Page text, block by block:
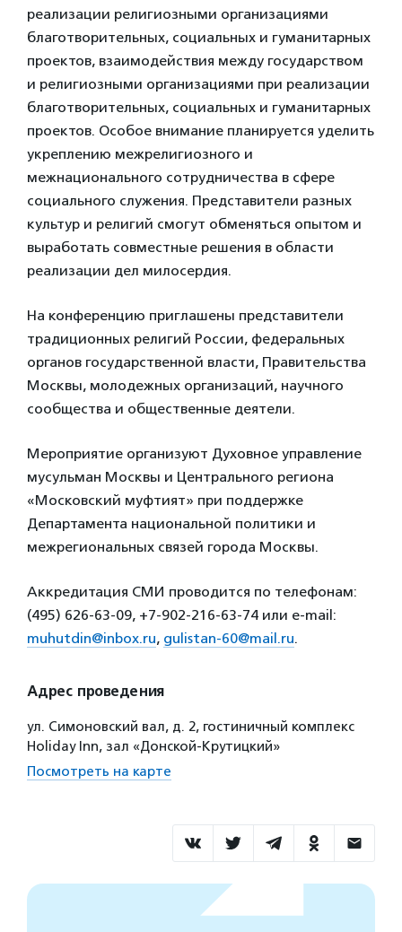
реализации религиозными организациями
благотворительных, социальных и гуманитарных
проектов, взаимодействия между государством
и религиозными организациями при реализации
благотворительных, социальных и гуманитарных
проектов. Особое внимание планируется уделить
укреплению межрелигиозного и
межнационального сотрудничества в сфере
социального служения. Представители разных
культур и религий смогут обменяться опытом и
выработать совместные решения в области
реализации дел милосердия.
На конференцию приглашены представители
традиционных религий России, федеральных
органов государственной власти, Правительства
Москвы, молодежных организаций, научного
сообщества и общественные деятели.
Мероприятие организуют Духовное управление
мусульман Москвы и Центрального региона
«Московский муфтият» при поддержке
Департамента национальной политики и
межрегиональных связей города Москвы.
Аккредитация СМИ проводится по телефонам:
(495) 626-63-09, +7-902-216-63-74 или e-mail:
muhutdin@inbox.ru, gulistan-60@mail.ru.
Адрес проведения
ул. Симоновский вал, д. 2, гостиничный комплекс
Holiday Inn, зал «Донской-Крутицкий»
Посмотреть на карте